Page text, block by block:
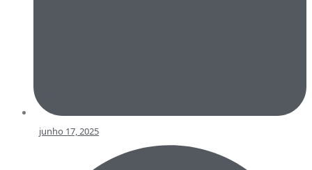
junho 17, 2025